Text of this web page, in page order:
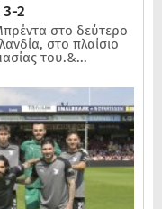
2
στο δεύτερο
στο πλαίσιο
του.&...